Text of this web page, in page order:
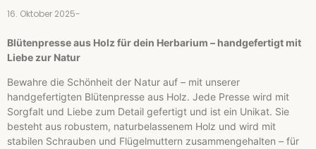
16. Oktober 2025-
Blütenpresse aus Holz für dein Herbarium – handgefertigt mit
Liebe zur Natur
Bewahre die Schönheit der Natur auf – mit unserer
handgefertigten Blütenpresse aus Holz. Jede Presse wird mit
Sorgfalt und Liebe zum Detail gefertigt und ist ein Unikat. Sie
besteht aus robustem, naturbelassenem Holz und wird mit
stabilen Schrauben und Flügelmuttern zusammengehalten – für